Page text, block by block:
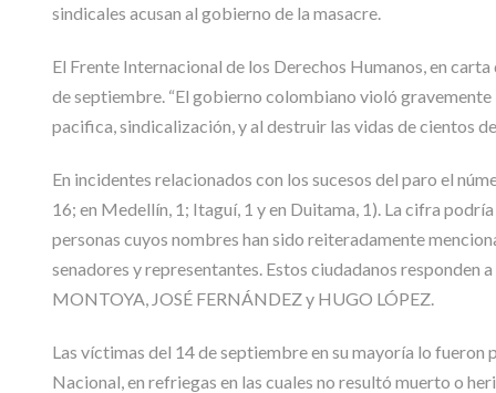
sindicales acusan al gobierno de la masacre.
El Frente Internacional de los Derechos Humanos, en
de septiembre. “El gobierno colombiano violó
pacifica, sindicalización, y al destruir las vidas de cientos
En incidentes relacionados con los sucesos del paro el
16; en Medellín, 1; Itaguí, 1 y en Duitama, 1). La cifra
personas cuyos nombres han sido reiteradamente
senadores y representantes. Estos ciudadanos responden
MONTOYA, JOSÉ FERNÁNDEZ y HUGO LÓPEZ.
Las víctimas del 14 de septiembre en su mayoría lo
Nacional, en refriegas en las cuales no resultó muerto o